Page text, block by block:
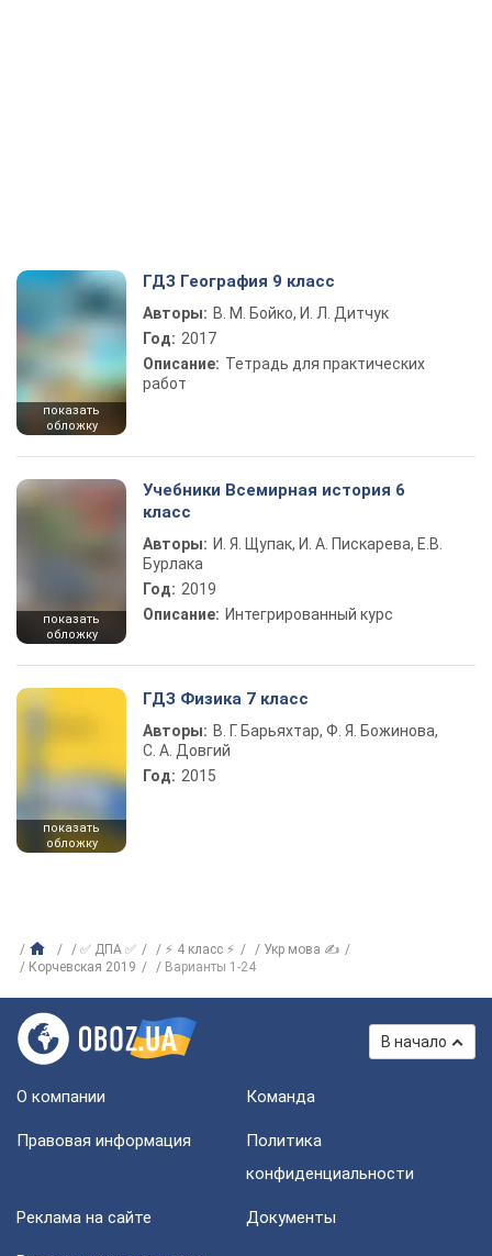
показать
обложку
ГДЗ География 9 класс
Авторы: В. М. Бойко, И. Л. Дитчук
Год: 2017
Описание: Тетрадь для практических
работ
показать
обложку
Учебники Всемирная история 6
класс
Авторы: И. Я. Щупак, И. А. Пискарева, Е.В.
Бурлака
Год: 2019
Описание: Интегрированный курс
показать
обложку
ГДЗ Физика 7 класс
Авторы: В. Г. Барьяхтар, Ф. Я. Божинова,
С. А. Довгий
Год: 2015
✅ ДПА ✅ ⚡ 4 класс ⚡
Укр мова ✍
Корчевская 2019
Варианты 1-24
В начало
О компании Команда
Правовая информация
Политика
конфиденциальности
Реклама на сайте Документы